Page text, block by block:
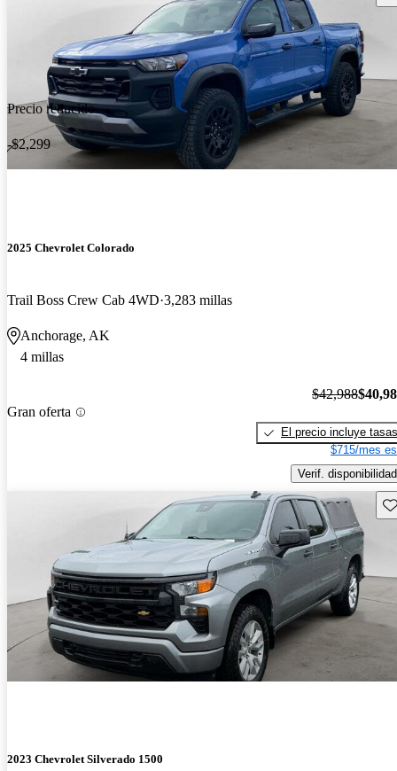
Precio reducido
-$2,299
2025 Chevrolet Colorado
Trail Boss Crew Cab 4WD 3,283 millas
Anchorage, AK
4 millas
Gran oferta
$42,988
El precio incluye tasas
$715/mes
Verif. disponibilidad
2023 Chevrolet Silverado 1500